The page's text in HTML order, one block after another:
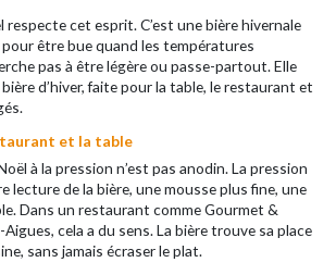
respecte cet esprit. C’est une bière hivernale
être bue quand les températures
pas à être légère ou passe-partout. Elle
d’hiver, faite pour la table, le restaurant et
et la table
à la pression n’est pas anodin. La pression
lecture de la bière, une mousse plus fine, une
Dans un restaurant comme Gourmet &
cela a du sens. La bière trouve sa place
sans jamais écraser le plat.